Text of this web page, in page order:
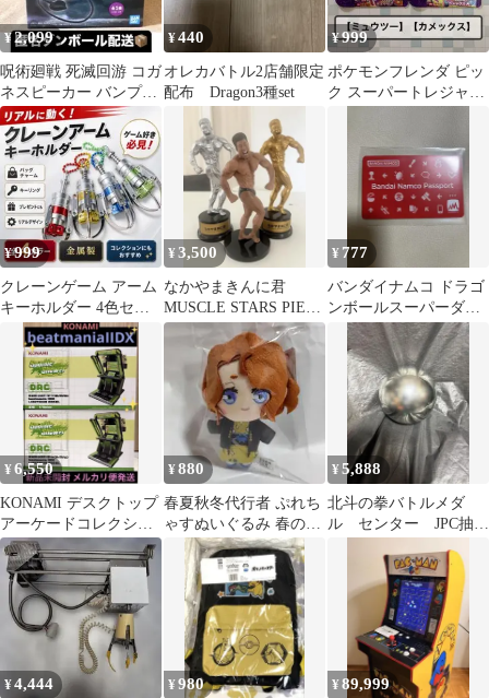
¥2,099
呪術廻戦 死滅回游 コガ
ネスピーカー バンプレ
スト プライズ
¥440
オレカバトル2店舗限定
配布 Dragon3種set
¥999
ポケモンフレンダ ピッ
ク スーパートレジャー
¥999
クレーンゲーム アーム
キーホルダー 4色セッ
ト ミニクレーン キーリ
ング
¥3,500
なかやまきんに君
MUSCLE STARS PIECE
3体セット
¥ 777
バンダイナムコ ドラゴ
ンボールスーパーダイ
バーズ ダイパスポー
トAimeバナパス
¥6,550
KONAMI デスクトップ
アーケードコレクショ
ン 2個セット
¥880
春夏秋冬代行者 ぷれち
ゃすぬいぐるみ 春の舞
祝月墲子
¥5,888
北斗の拳バトルメダ
ル センター JPC抽選
¥4,444 ¥980 ¥89,999